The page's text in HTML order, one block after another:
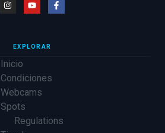
EXPLORAR
Inicio
Condiciones
Webcams
Spots
Regulations